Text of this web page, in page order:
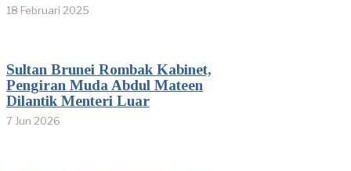
18 Februari 2025
Sultan Brunei Rombak Kabinet,
Pengiran Muda Abdul Mateen
Dilantik Menteri Luar
7 Jun 2026